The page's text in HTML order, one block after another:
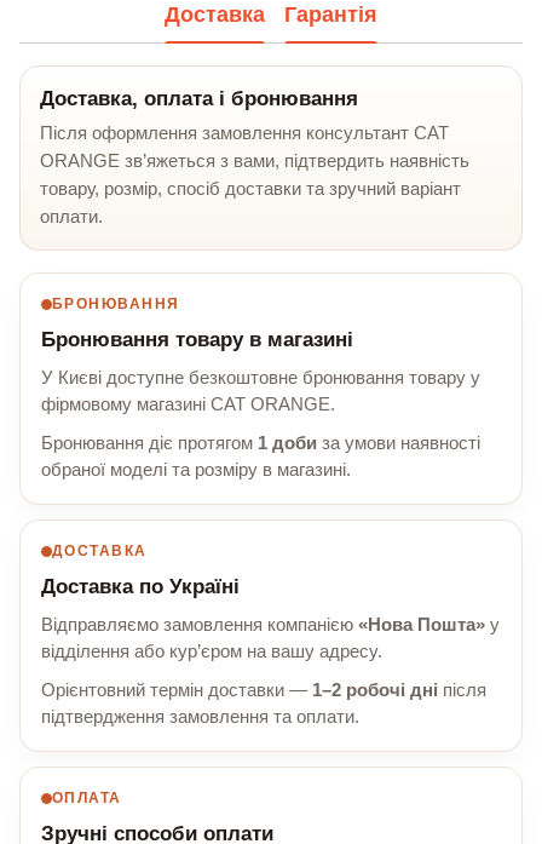
Доставка Гарантія
Доставка, оплата і бронювання
Після оформлення замовлення консультант CAT
ORANGE зв’яжеться з вами, підтвердить наявність
товару, розмір, спосіб доставки та зручний варіант
оплати.
БРОНЮВАННЯ
Бронювання товару в магазині
У Києві доступне безкоштовне бронювання товару у
фірмовому магазині CAT ORANGE.
Бронювання діє протягом 1 доби за умови наявності
обраної моделі та розміру в магазині.
ДОСТАВКА
Доставка по Україні
Відправляємо замовлення компанією «Нова Пошта» у
відділення або кур’єром на вашу адресу.
Орієнтовний термін доставки — 1–2 робочі дні після
підтвердження замовлення та оплати.
ОПЛАТА
Зручні способи оплати